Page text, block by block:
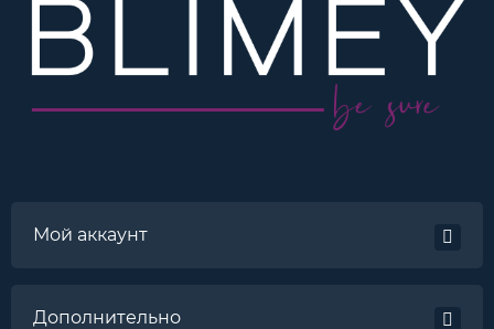
Мой аккаунт
Дополнительно